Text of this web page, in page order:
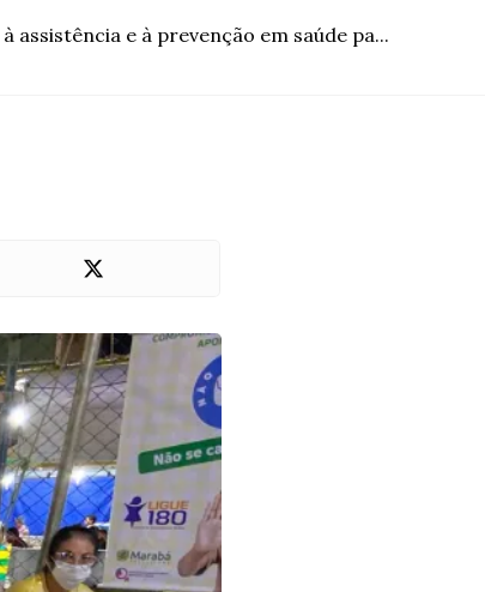
assistência e à prevenção em saúde pa...